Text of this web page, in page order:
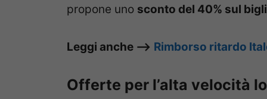
propone uno sconto del 40% sul
Leggi anche –> Rimborso ritardo
Offerte per l’alta velocità